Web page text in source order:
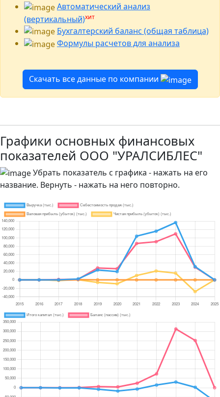
Автоматический анализ
(вертикальный)хит
Бухгалтерский баланс (общая таблица)
Формулы расчетов для анализа
Скачать все данные по компании
Графики основных финансовых
показателей ООО "УРАЛСИБЛЕС"
Убрать показатель с графика - нажать на его
название. Вернуть - нажать на него повторно.